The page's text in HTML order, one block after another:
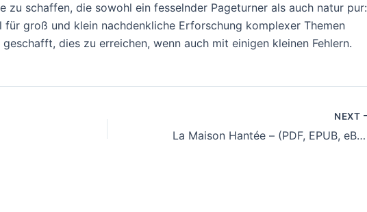
zu schaffen, die sowohl ein fesselnder Pageturner als auch natur pur:
groß und klein nachdenkliche Erforschung komplexer Themen
dies zu erreichen, wenn auch mit einigen kleinen Fehlern.
NEXT
La Maison Hantée – (PDF, EPUB, eBook)